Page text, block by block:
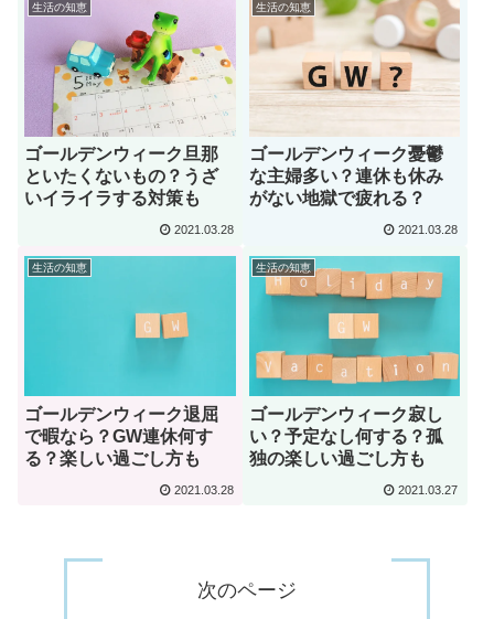
生活の知恵
ゴールデンウィーク旦那
といたくないもの？うざ
いイライラする対策も
2021.03.28
生活の知恵
ゴールデンウィーク憂鬱
な主婦多い？連休も休み
がない地獄で疲れる？
2021.03.28
生活の知恵
ゴールデンウィーク退屈
で暇なら？GW連休何す
る？楽しい過ごし方も
2021.03.28
生活の知恵
ゴールデンウィーク寂し
い？予定なし何する？孤
独の楽しい過ごし方も
2021.03.27
次のページ